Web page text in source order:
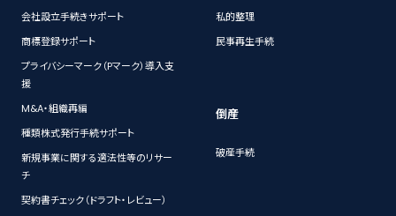
会社設立手続きサポート
商標登録サポート
プライバシーマーク（Pマーク）導入支
援
M&A・組織再編
種類株式発行手続サポート
新規事業に関する適法性等のリサー
チ
契約書チェック（ドラフト・レビュー）
私的整理
民事再生手続
倒産
破産手続